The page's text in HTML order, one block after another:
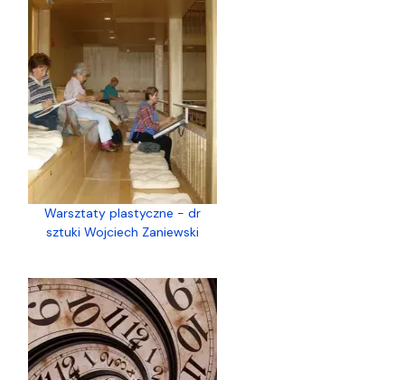
Warsztaty plastyczne - dr
sztuki Wojciech Zaniewski